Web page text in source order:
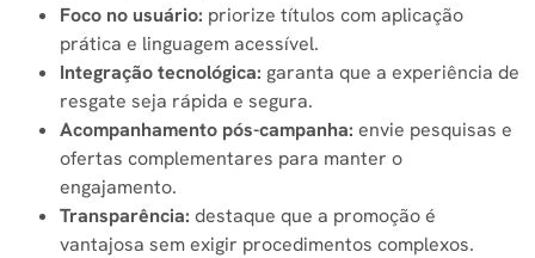
Foco no usuário: priorize títulos com aplicação
prática e linguagem acessível.
Integração tecnológica: garanta que a experiência de
resgate seja rápida e segura.
Acompanhamento pós-campanha: envie pesquisas e
ofertas complementares para manter o
engajamento.
Transparência: destaque que a promoção é
vantajosa sem exigir procedimentos complexos.